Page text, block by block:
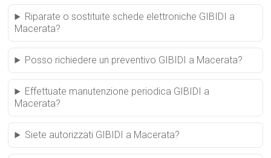
Riparate o sostituite schede elettroniche GIBIDI a
Macerata?
Posso richiedere un preventivo GIBIDI a Macerata?
Effettuate manutenzione periodica GIBIDI a
Macerata?
Siete autorizzati GIBIDI a Macerata?